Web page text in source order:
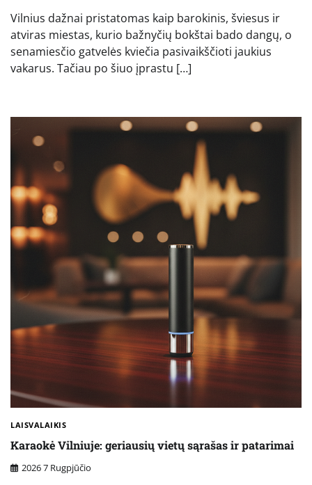
Vilnius dažnai pristatomas kaip barokinis, šviesus ir
atviras miestas, kurio bažnyčių bokštai bado dangų, o
senamiesčio gatvelės kviečia pasivaikščioti jaukius
vakarus. Tačiau po šiuo įprastu […]
LAISVALAIKIS
Karaokė Vilniuje: geriausių vietų sąrašas ir patarimai
2026 7 Rugpjūčio